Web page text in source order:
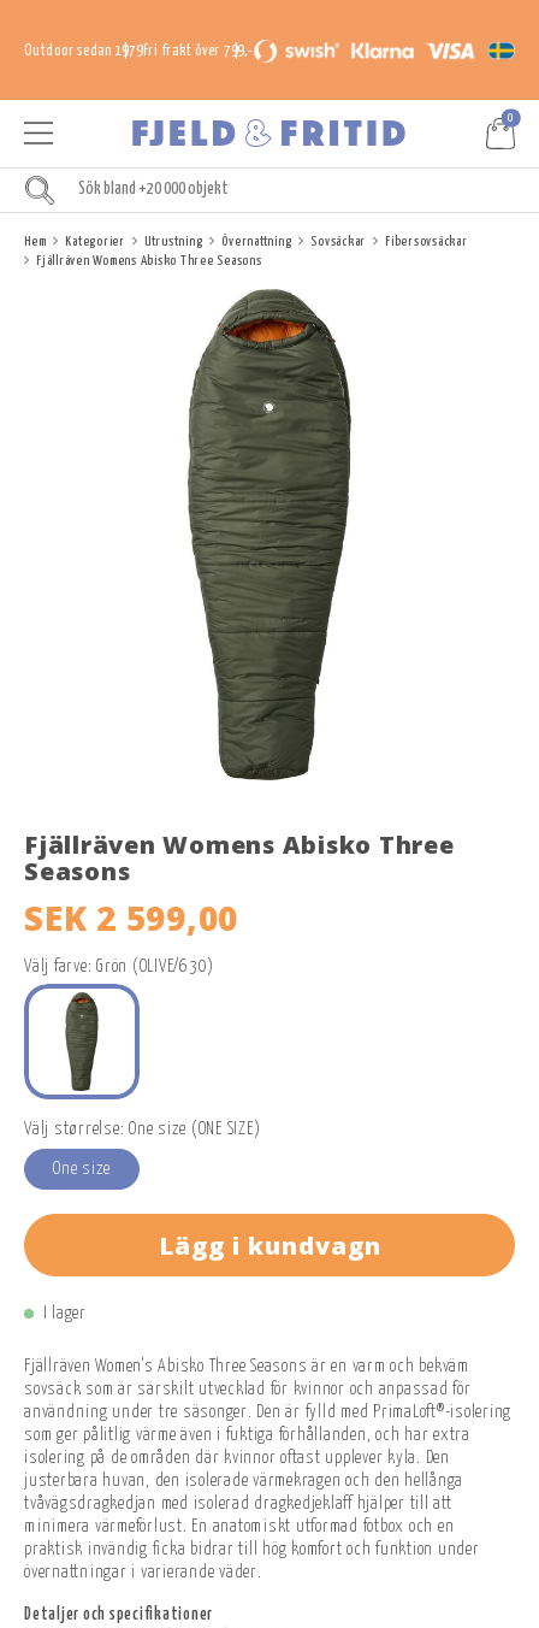
Outdoor sedan 1979Fri frakt över 799,-
0
Hem Kategorier Utrustning Övernattning Sovsäckar
Fibersovsäckar
Fjällräven Womens Abisko Three Seasons
Fjällräven Womens Abisko Three
Seasons
SEK 2 599,00
Välj farve: Grön (OLIVE/630)
Välj størrelse: One size (ONE SIZE)
One size
Lägg i kundvagn
I lager
Fjällräven Women's Abisko Three Seasons är en varm och bekväm
sovsäck som är särskilt utvecklad för kvinnor och anpassad för
användning under tre säsonger. Den är fylld med PrimaLoft®-isolering
som ger pålitlig värme även i fuktiga förhållanden, och har extra
isolering på de områden där kvinnor oftast upplever kyla. Den
justerbara huvan, den isolerade värmekragen och den hellånga
tvåvägsdragkedjan med isolerad dragkedjeklaff hjälper till att
minimera värmeförlust. En anatomiskt utformad fotbox och en
praktisk invändig ficka bidrar till hög komfort och funktion under
övernattningar i varierande väder.
Detaljer och specifikationer